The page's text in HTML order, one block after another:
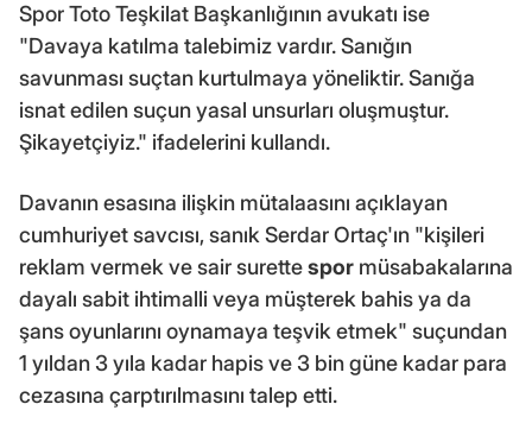
Spor Toto Teşkilat Başkanlığının avukatı ise
"Davaya katılma talebimiz vardır. Sanığın
savunması suçtan kurtulmaya yöneliktir. Sanığa
isnat edilen suçun yasal unsurları oluşmuştur.
Şikayetçiyiz." ifadelerini kullandı.
Davanın esasına ilişkin mütalaasını açıklayan
cumhuriyet savcısı, sanık Serdar Ortaç'ın "kişileri
reklam vermek ve sair surettespor müsabakalarına
dayalı sabit ihtimalli veya müşterek bahis ya da
şans oyunlarını oynamaya teşvik etmek" suçundan
1 yıldan 3 yıla kadar hapis ve 3 bin güne kadar para
cezasına çarptırılmasını talep etti.